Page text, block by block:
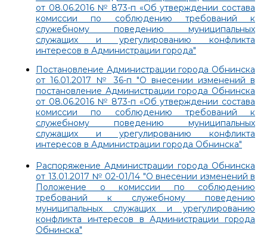
от 08.06.2016 № 873-п «Об утверждении состава
комиссии по соблюдению требований к
служебному поведению муниципальных
служащих и урегулированию конфликта
интересов в Администрации города"
Постановление Администрации города Обнинска
от 16.01.2017 № 36-п "О внесении изменений в
постановление Администрации города Обнинска
от 08.06.2016 № 873-п «Об утверждении состава
комиссии по соблюдению требований к
служебному поведению муниципальных
служащих и урегулированию конфликта
интересов в Администрации города Обнинска"
Распоряжение Администрации города Обнинска
от 13.01.2017 № 02-01/14 "О внесении изменений в
Положение о комиссии по соблюдению
требований к служебному поведению
муниципальных служащих и урегулированию
конфликта интересов в Администрации города
Обнинска"